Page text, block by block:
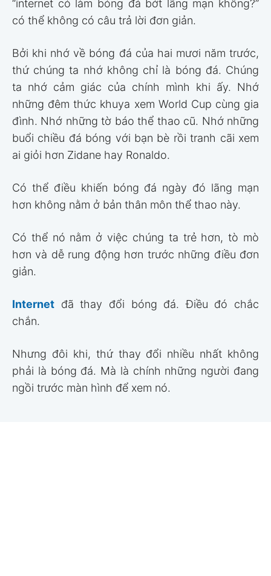
“internet có làm bóng đá bớt lãng mạn không?”
có thể không có câu trả lời đơn giản.
Bởi khi nhớ về bóng đá của hai mươi năm trước,
thứ chúng ta nhớ không chỉ là bóng đá. Chúng
ta nhớ cảm giác của chính mình khi ấy. Nhớ
những đêm thức khuya xem World Cup cùng gia
đình. Nhớ những tờ báo thể thao cũ. Nhớ những
buổi chiều đá bóng với bạn bè rồi tranh cãi xem
ai giỏi hơn Zidane hay Ronaldo.
Có thể điều khiến bóng đá ngày đó lãng mạn
hơn không nằm ở bản thân môn thể thao này.
Có thể nó nằm ở việc chúng ta trẻ hơn, tò mò
hơn và dễ rung động hơn trước những điều đơn
giản.
Internet đã thay đổi bóng đá. Điều đó chắc
chắn.
Nhưng đôi khi, thứ thay đổi nhiều nhất không
phải là bóng đá. Mà là chính những người đang
ngồi trước màn hình để xem nó.